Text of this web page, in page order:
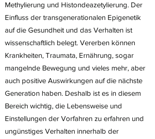
Methylierung und Histondeazetylierung. Der
Einfluss der transgenerationalen Epigenetik
auf die Gesundheit und das Verhalten ist
wissenschaftlich belegt. Vererben können
Krankheiten, Traumata, Ernährung, sogar
mangelnde Bewegung und vieles mehr, aber
auch positive Auswirkungen auf die nächste
Generation haben. Deshalb ist es in diesem
Bereich wichtig, die Lebensweise und
Einstellungen der Vorfahren zu erfahren und
ungünstiges Verhalten innerhalb der